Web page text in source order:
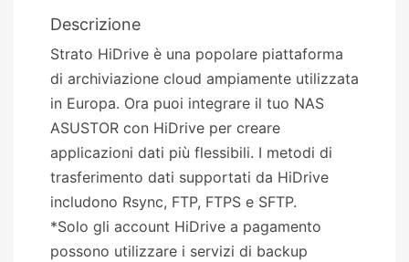
Descrizione
Strato HiDrive è una popolare piattaforma
di archiviazione cloud ampiamente utilizzata
in Europa. Ora puoi integrare il tuo NAS
ASUSTOR con HiDrive per creare
applicazioni dati più flessibili. I metodi di
trasferimento dati supportati da HiDrive
includono Rsync, FTP, FTPS e SFTP.
*Solo gli account HiDrive a pagamento
possono utilizzare i servizi di backup